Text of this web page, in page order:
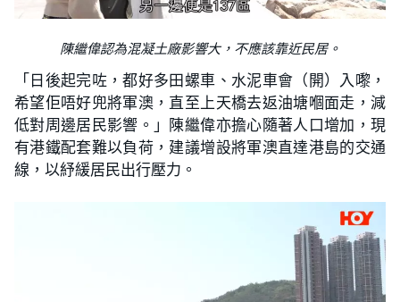
陳繼偉認為混凝土廠影響大，不應該靠近民居。
「日後起完咗，都好多田螺車、水泥車會（開）入嚟，
希望佢唔好兜將軍澳，直至上天橋去返油塘嗰面走，減
低對周邊居民影響。」陳繼偉亦擔心隨著人口增加，現
有港鐵配套難以負荷，建議增設將軍澳直達港島的交通
線，以紓緩居民出行壓力。